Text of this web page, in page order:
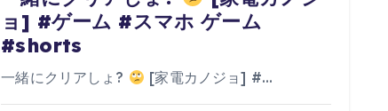
ョ] #ゲーム #スマホ ゲーム
#shorts
一緒にクリアしょ? [家電カノジョ] #…